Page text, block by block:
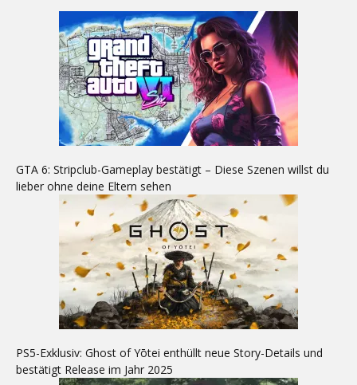
GTA 6: Stripclub-Gameplay bestätigt – Diese Szenen willst du
lieber ohne deine Eltern sehen
PS5-Exklusiv: Ghost of Yōtei enthüllt neue Story-Details und
bestätigt Release im Jahr 2025